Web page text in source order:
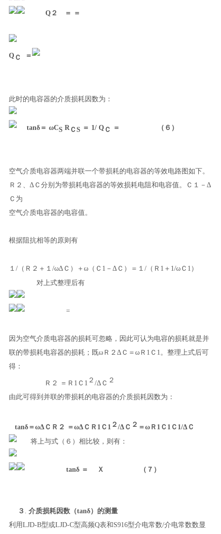
Q２ ＝ ＝
QＣ ＝
此时的电容器的介质损耗因数为：
tanδ＝ ωCS RＣS ＝ 1/ QＣ ＝ （６）
空气介质电容器两端并联一个带损耗的电容器的等效电路图如下。
Ｒ ２、 ΔＣ分别为带损耗电容器的等效损耗电阻和电容值。Ｃ １ －Δ
Ｃ为
空气介质电容器的电容值。
根据阻抗相等的原则有
１/（Ｒ ２ ＋１/ωΔＣ）＋ω（Ｃ 1－ ΔＣ）＝１/（Ｒ 1 ＋1/ωＣ 1 ）
对上式整理后有
=
因为空气介质电容器的损耗可忽略，因此可认为电容的损耗就是并
联的带损耗电容器的损耗；既ωＲ ２ ΔＣ＝ωＲ 1 Ｃ 1。整理上式后可
得：
Ｒ ２ ＝ Ｒ 1 Ｃ 1 ２ /ΔＣ ２
由此可得到并联的带损耗的电容器的介质损耗因数为：
tanδ＝ωΔＣＲ２ ＝ωΔＣＲ1Ｃ1 ２ /ΔＣ ２ ＝ωＲ1Ｃ1Ｃ1/ΔＣ
将上与式（６）相比较，则有：
tanδ ＝ Ｘ （７）
３ . 介质损耗因数（tanδ）的测量
利用LJD-B型或LJD-C型高频Q表和S916型介电常数/介电常数数显